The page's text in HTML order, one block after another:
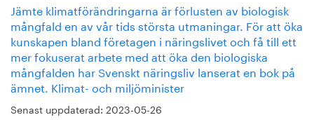
Jämte klimatförändringarna är förlusten av biologisk
mångfald en av vår tids största utmaningar. För att öka
kunskapen bland företagen i näringslivet och få till ett
mer fokuserat arbete med att öka den biologiska
mångfalden har Svenskt näringsliv lanserat en bok på
ämnet. Klimat- och miljöminister
Senast uppdaterad: 2023-05-26